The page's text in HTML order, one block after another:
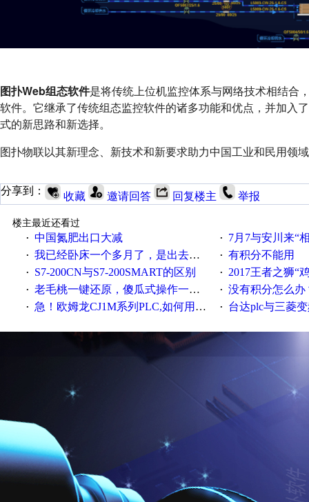
图扑Web组态软件是将传统上位机监控体系与网络技术相结合
软件。它继承了传统组态监控软件的诸多功能和优点，并加入
式的新思路和新选择。
图扑物联以其新理念、新技术和新要求助力中国工业和民用领
分享到： 收藏 邀请回答 回复楼主 举报
楼主最近还看过
· 中国氮肥出口大减 · 7月7与安川来“
· 我已经卧床一个多月了，是出去安装机械手在高速遭遇车祸所致:大家工作都要特别注意啊 · 有积分不能用
· S7-200CN与S7-200SMART的区别 · 2017王者之狮“鸡”情签到
· 老毛桃一键还原，傻瓜式操作一键轻松备份还原；程序为向导式安装，一键即可实现自动备份或还原系统。 · 没有积分怎么办
· 急！欧姆龙CJ1M系列PLC,如何用时间控制变频器。要求时间在组态王中可以自由输入！拜托各位大神了！ · 台达plc与三菱